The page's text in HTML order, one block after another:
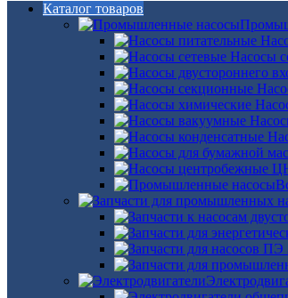
Каталог товаров
Насосы